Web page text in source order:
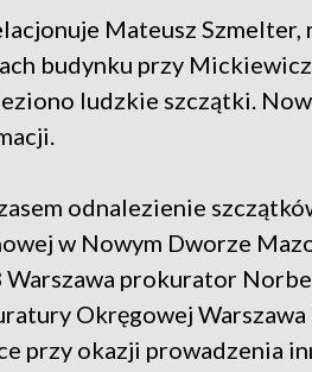
Mateusz
budynku przy
ludzkie szczątki.
odnalezienie
w Nowym Dworze
Warszawa prokurator
Okręgowej Warszawa
przy okazji prowadzenia